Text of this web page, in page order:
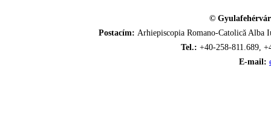
©
Postacím: Arhiepiscopia Romano-Catolică
Tel.: +40-258-811.689,
E-mail: